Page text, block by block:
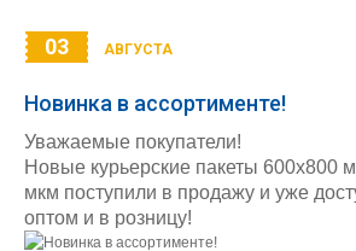
03 АВГУСТА
Новинка в ассортименте!
Уважаемые покупатели!
Новые курьерские пакеты 600х800
мкм поступили в продажу и уже
оптом и в розницу!